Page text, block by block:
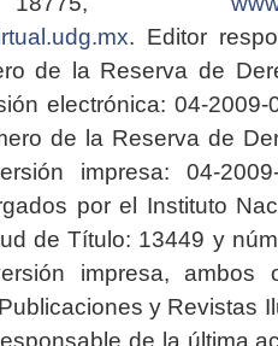
. Editor
de la Reserva de
electrónica: 04-2009-
de la Reserva de
impresa: 04-2009-
por el Instituto
de Título: 13449 y
impresa, ambos
y Revistas
de la última